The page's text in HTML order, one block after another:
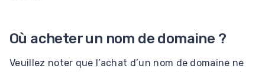
Où acheter un nom de domaine ?
Veuillez noter que l’achat d’un nom de domaine ne